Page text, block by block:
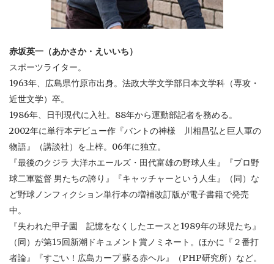
赤坂英一（あかさか・えいいち）
スポーツライター。
1963年、広島県竹原市出身。法政大学文学部日本文学科（専攻・
近世文学）卒。
1986年、日刊現代に入社。88年から運動部記者を務める。
2002年に単行本デビュー作『バントの神様 川相昌弘と巨人軍の
物語』（講談社）を上梓。06年に独立。
『最後のクジラ 大洋ホエールズ・田代富雄の野球人生』『プロ野
球二軍監督 男たちの誇り』『キャッチャーという人生』（同）な
ど野球ノンフィクション単行本の増補改訂版が電子書籍で発売
中。
『失われた甲子園 記憶をなくしたエースと1989年の球児たち』
（同）が第15回新潮ドキュメント賞ノミネート。ほかに『２番打
者論』『すごい！広島カープ 蘇る赤ヘル』（PHP研究所）など。